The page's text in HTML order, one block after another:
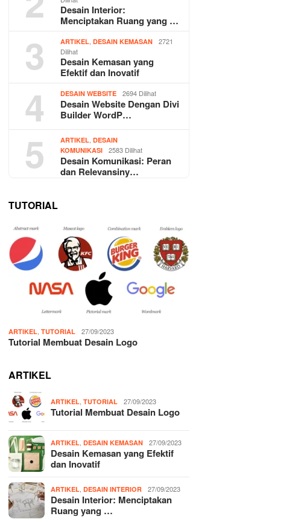
Desain Interior:
Menciptakan Ruang yang …
3 ARTIKEL ,DESAIN KEMASAN
2721
Dilihat
Desain Kemasan yang
Efektif dan Inovatif
4 DESAIN WEBSITE 2694 Dilihat
Desain Website Dengan Divi
Builder WordP…
5 ARTIKEL ,DESAIN
KOMUNIKASI
2583 Dilihat
Desain Komunikasi: Peran
dan Relevansiny…
TUTORIAL
ARTIKEL ,TUTORIAL 27/09/2023
Tutorial Membuat Desain Logo
ARTIKEL
ARTIKEL ,TUTORIAL 27/09/2023
Tutorial Membuat Desain Logo
ARTIKEL ,DESAIN KEMASAN 27/09/2023
Desain Kemasan yang Efektif
dan Inovatif
ARTIKEL ,DESAIN INTERIOR 27/09/2023
Desain Interior: Menciptakan
Ruang yang …